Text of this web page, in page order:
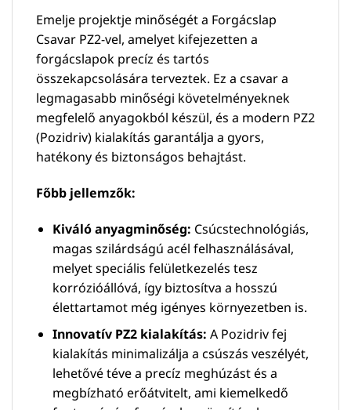
Emelje projektje minőségét a Forgácslap
Csavar PZ2-vel, amelyet kifejezetten a
forgácslapok precíz és tartós
összekapcsolására terveztek. Ez a csavar a
legmagasabb minőségi követelményeknek
megfelelő anyagokból készül, és a modern PZ2
(Pozidriv) kialakítás garantálja a gyors,
hatékony és biztonságos behajtást.
Főbb jellemzők:
Kiváló anyagminőség: Csúcstechnológiás,
magas szilárdságú acél felhasználásával,
melyet speciális felületkezelés tesz
korrózióállóvá, így biztosítva a hosszú
élettartamot még igényes környezetben is.
Innovatív PZ2 kialakítás: A Pozidriv fej
kialakítás minimalizálja a csúszás veszélyét,
lehetővé téve a precíz meghúzást és a
megbízható erőátvitelt, ami kiemelkedő